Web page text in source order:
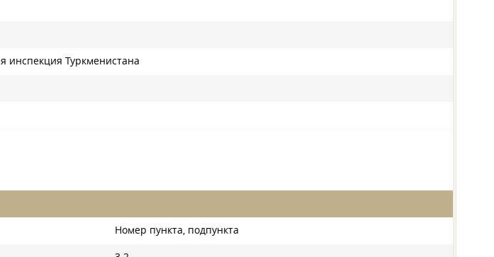
инспекция Туркменистана
Номер пункта, подпункта